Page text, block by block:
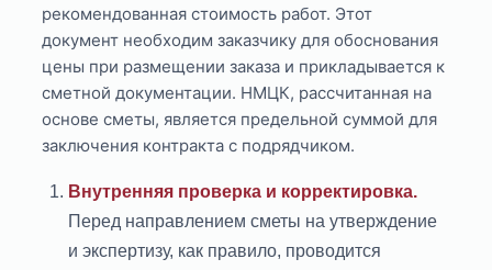
рекомендованная стоимость работ. Этот
документ необходим заказчику для обоснования
цены при размещении заказа и прикладывается к
сметной документации. НМЦК, рассчитанная на
основе сметы, является предельной суммой для
заключения контракта с подрядчиком.
Внутренняя проверка и корректировка.
Перед направлением сметы на утверждение
и экспертизу, как правило, проводится